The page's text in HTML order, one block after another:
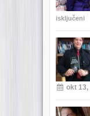
isključeni
okt 13,